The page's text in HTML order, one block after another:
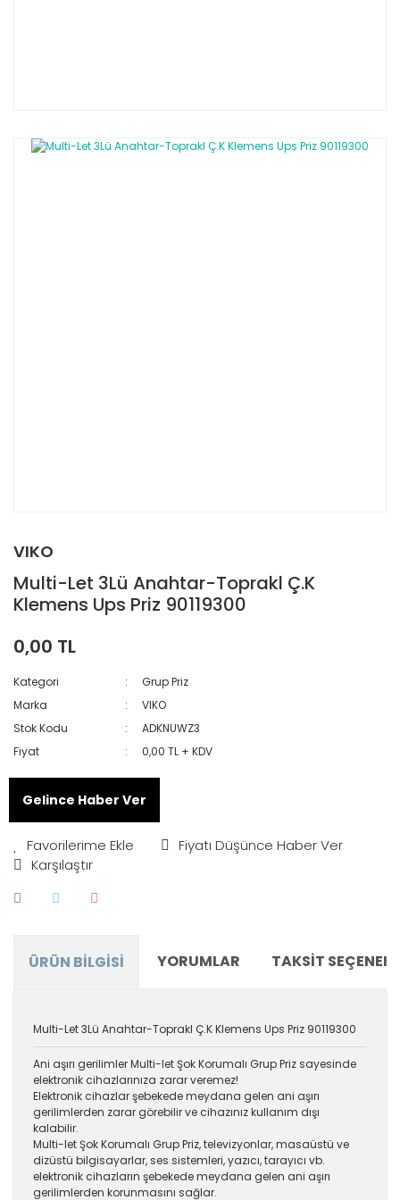
VIKO
Multi-Let 3Lü Anahtar-Toprakl Ç.K
Klemens Ups Priz 90119300
0,00 TL
Kategori
Grup Priz
Marka
VIKO
Stok Kodu
ADKNUWZ3
Fiyat
0,00 TL + KDV
Gelince Haber Ver
Fiyatı Düşünce Haber Ver
Karşılaştır
ÜRÜN BILGISI YORUMLAR TAKSIT
Multi-Let 3Lü Anahtar-Toprakl Ç.K Klemens Ups Priz 90119300
Ani aşırı gerilimler Multi-let Şok Korumalı Grup Priz sayesinde
elektronik cihazlarınıza zarar veremez!
Elektronik cihazlar şebekede meydana gelen ani aşırı
gerilimlerden zarar görebilir ve cihazınız kullanım dışı
kalabilir.
Multi-let Şok Korumalı Grup Priz, televizyonlar, masaüstü ve
dizüstü bilgisayarlar, ses sistemleri, yazıcı, tarayıcı vb.
elektronik cihazların şebekede meydana gelen ani aşırı
gerilimlerden korunmasını sağlar.